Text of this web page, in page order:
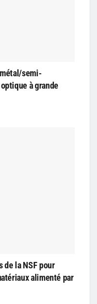
semi-
à grande
de la NSF pour
alimenté par